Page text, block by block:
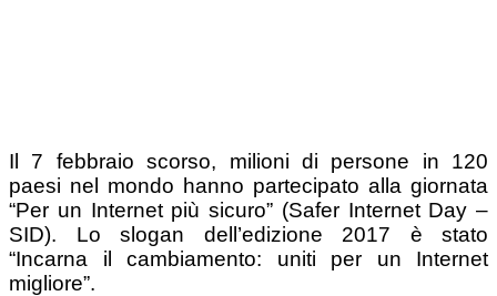
Il 7 febbraio scorso, milioni di persone in 120
paesi nel mondo hanno partecipato alla giornata
“Per un Internet più sicuro” (Safer Internet Day –
SID). Lo slogan dell’edizione 2017 è stato
“Incarna il cambiamento: uniti per un Internet
migliore”.